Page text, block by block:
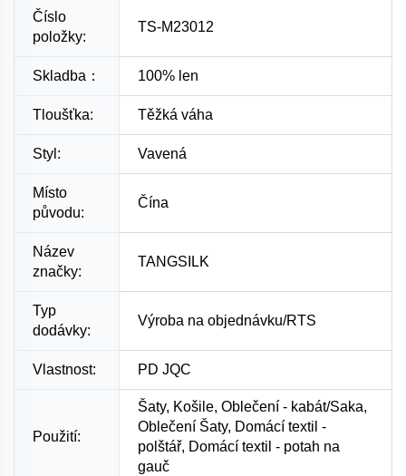
Číslo
položky:
TS-M23012
Skladba： 100% len
Tloušťka: Těžká váha
Styl: Vavená
Místo
původu:
Čína
Název
značky:
TANGSILK
Typ
dodávky:
Výroba na objednávku/RTS
Vlastnost: PD JQC
Použití:
Šaty, Košile, Oblečení - kabát/Saka,
Oblečení Šaty, Domácí textil -
polštář, Domácí textil - potah na
gauč